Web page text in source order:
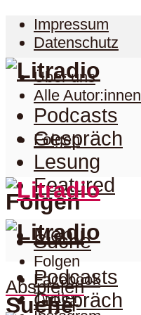
Impressum
Datenschutz
Über uns
Alle Autor:innen
Folgen
Folgen
Folgen
Facebook
Twitter
Podcasts
Gespräch
Lesung
Featured
Menu
Suche
Suche
Podcasts
Gespräch
Abspielen